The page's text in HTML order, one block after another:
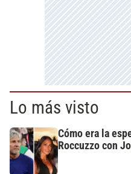
Lo más visto
Cómo era la
Roccuzzo con